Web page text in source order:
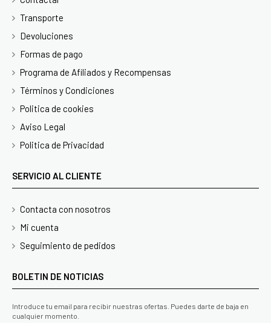
Transporte
Devoluciones
Formas de pago
Programa de Afiliados y Recompensas
Términos y Condiciones
Politica de cookies
Aviso Legal
Politica de Privacidad
SERVICIO AL CLIENTE
Contacta con nosotros
Mi cuenta
Seguimiento de pedidos
BOLETIN DE NOTICIAS
Introduce tu email para recibir nuestras ofertas. Puedes darte de baja en
cualquier momento.